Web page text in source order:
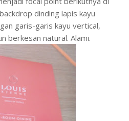
dinding lapis kayu
garis-garis kayu vertical,
berkesan natural. Alami.